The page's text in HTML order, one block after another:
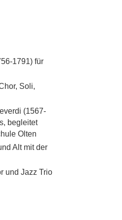
1791) für
Soli,
(1567-
begleitet
Olten
Alt mit der
und Jazz Trio